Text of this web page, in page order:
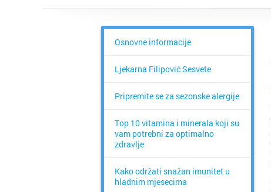
Osnovne informacije
Ljekarna Filipović Sesvete
Pripremite se za sezonske alergije
Top 10 vitamina i minerala koji su
vam potrebni za optimalno
zdravlje
Kako održati snažan imunitet u
hladnim mjesecima